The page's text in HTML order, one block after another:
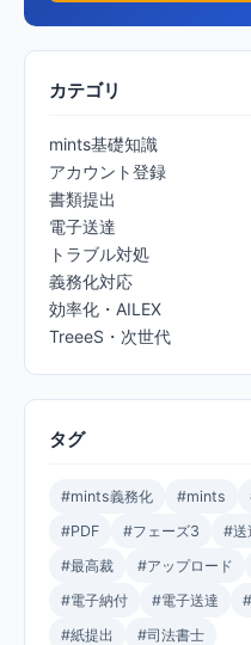
カテゴリ
mints基礎知識
アカウント登録
書類提出
電子送達
トラブル対処
義務化対応
効率化・AILEX
TreeeS・次世代
タグ
#mints義務化 #mints
#PDF
#フェーズ3 #送
#最高裁
#アップロード
#電子納付
#電子送達
#紙提出
#司法書士